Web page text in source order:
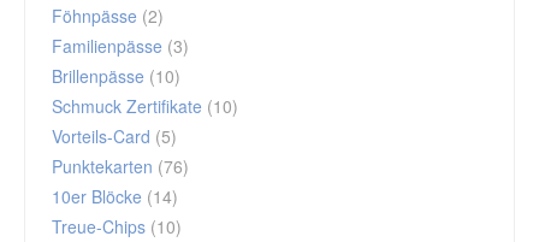
Föhnpässe (2)
Familienpässe (3)
Brillenpässe (10)
Schmuck Zertifikate (10)
Vorteils-Card (5)
Punktekarten (76)
10er Blöcke (14)
Treue-Chips (10)